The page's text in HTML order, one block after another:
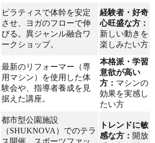
ピラティスで体幹を安定
させ、ヨガのフローで伸
びる。異ジャンル融合ワ
ークショップ。
経験者・好奇
心旺盛な方：
新しい動きを
楽しみたい方
最新のリフォーマー（専
用マシン）を使用した体
験会や、指導者養成を見
据えた講座。
本格派・学習
意欲が高い
方： マシンの
効果を実感し
たい方
都市型公園施設
（SHUKNOVA）でのテラ
ス開催。スポーツファッ
トレンドに敏
感な方： 開放